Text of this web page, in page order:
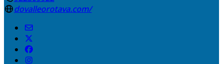
dovalleorotava.com/